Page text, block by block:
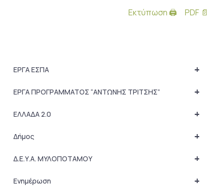
Εκτύπωση 🖨
PDF 📄
+
ΕΡΓΑ ΕΣΠΑ
+
ΕΡΓΑ ΠΡΟΓΡΑΜΜΑΤΟΣ “ΑΝΤΩΝΗΣ ΤΡΙΤΣΗΣ”
+
ΕΛΛΑΔΑ 2.0
+
Δήμος
+
Δ.Ε.Υ.Α. ΜΥΛΟΠΟΤΑΜΟΥ
+
Ενημέρωση